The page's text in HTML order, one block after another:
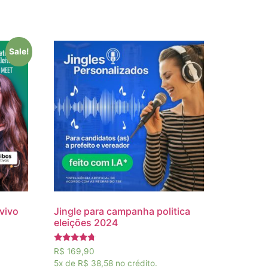
Sale!
Jingle para campanha politica
eleições 2024
Rated
4.50
out of 5
R$ 169,90
5x de R$ 38,58 no crédito.